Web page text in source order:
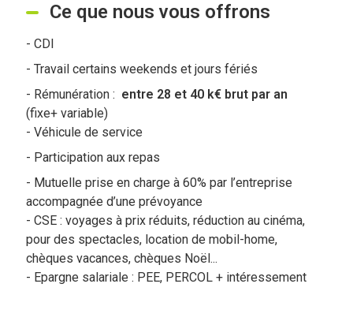
Ce que nous vous offrons
- CDI
- Travail certains weekends et jours fériés
- Rémunération : entre 28 et 40 k€ brut par an
(fixe+ variable)
- Véhicule de service
- Participation aux repas
- Mutuelle prise en charge à 60% par l’entreprise
accompagnée d’une prévoyance
- CSE : voyages à prix réduits, réduction au cinéma,
pour des spectacles, location de mobil-home,
chèques vacances, chèques Noël...
- Epargne salariale : PEE, PERCOL + intéressement